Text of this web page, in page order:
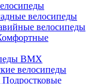
велосипеды
велосипеды
BMX
велосипеды
Подростковые